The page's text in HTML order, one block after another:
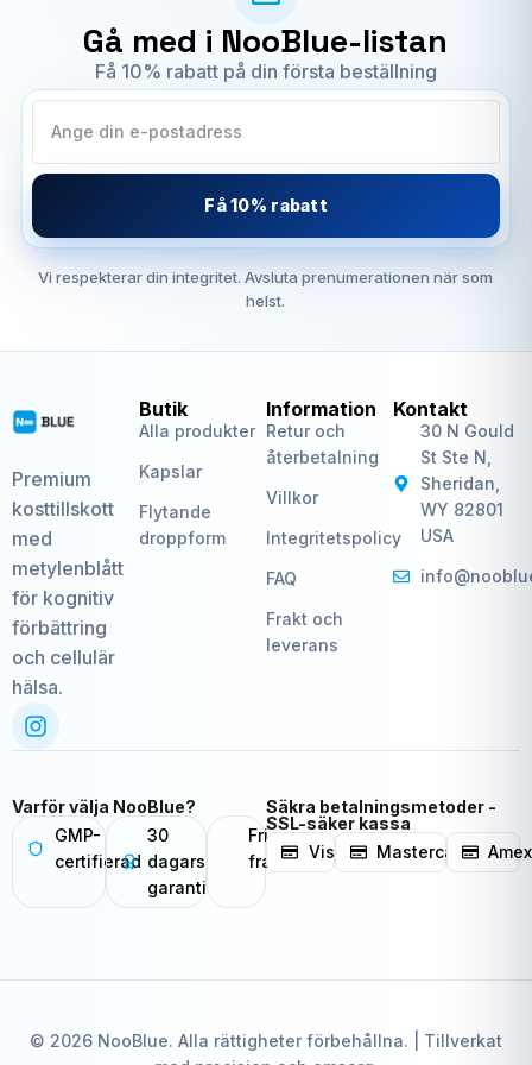
Gå med i NooBlue-listan
Få 10% rabatt på din första beställning
Få 10% rabatt
Vi respekterar din integritet. Avsluta prenumerationen när som
helst.
Premium
kosttillskott
med
metylenblått
för kognitiv
förbättring
och cellulär
hälsa.
Butik
Alla produkter
Kapslar
Flytande
droppform
Information
Retur och
återbetalning
Villkor
Integritetspolicy
FAQ
Frakt och
leverans
Kontakt
30 N Gould
St Ste N,
Sheridan,
WY 82801
USA
Varför välja NooBlue?
GMP-
certifierad
30
dagars
garanti
Fri
frakt
Säkra betalningsmetoder -
SSL-säker kassa
Visa
Mastercard Amex
© 2026 NooBlue. Alla rättigheter förbehållna. | Tillverkat